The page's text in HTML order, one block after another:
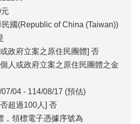
國(Republic of China (Taiwan))
政府立案之原住民團體] 否
人或政府立案之原住民團體之金
04 - 114/08/17 (預估)
超過100人] 否
，領標電子憑據序號為